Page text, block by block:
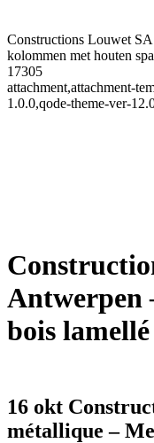
Constructions Louwet
kolommen met houten
17305
attachment,attachment-
1.0.0,qode-theme-ver-
Antwerpen
bois
16 okt
métallique –